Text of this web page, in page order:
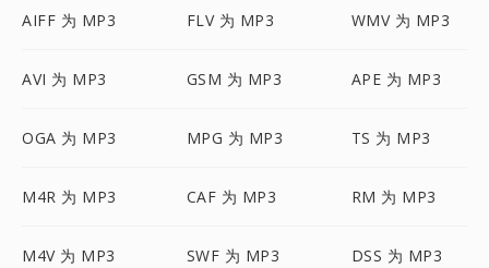
AIFF 为 MP3 FLV 为 MP3 WMV 为 MP3
AVI 为 MP3 GSM 为 MP3 APE 为 MP3
OGA 为 MP3 MPG 为 MP3 TS 为 MP3
M4R 为 MP3 CAF 为 MP3 RM 为 MP3
M4V 为 MP3 SWF 为 MP3 DSS 为 MP3